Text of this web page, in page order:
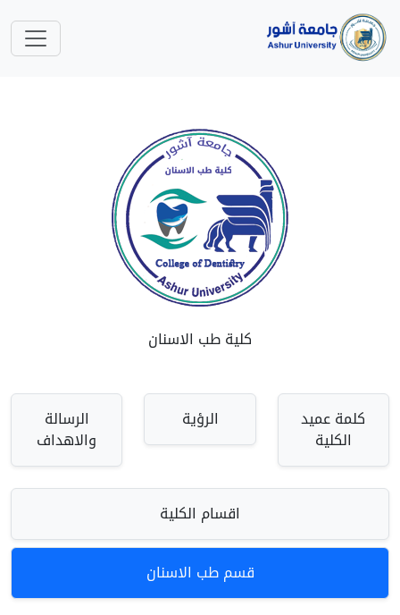
كلية طب الاسنان
كلمة عميد
الكلية
الرؤية الرسالة
والاهداف
اقسام الكلية
قسم طب الاسنان